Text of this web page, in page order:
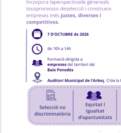
Formació "RRHH
Perspectiva
P.